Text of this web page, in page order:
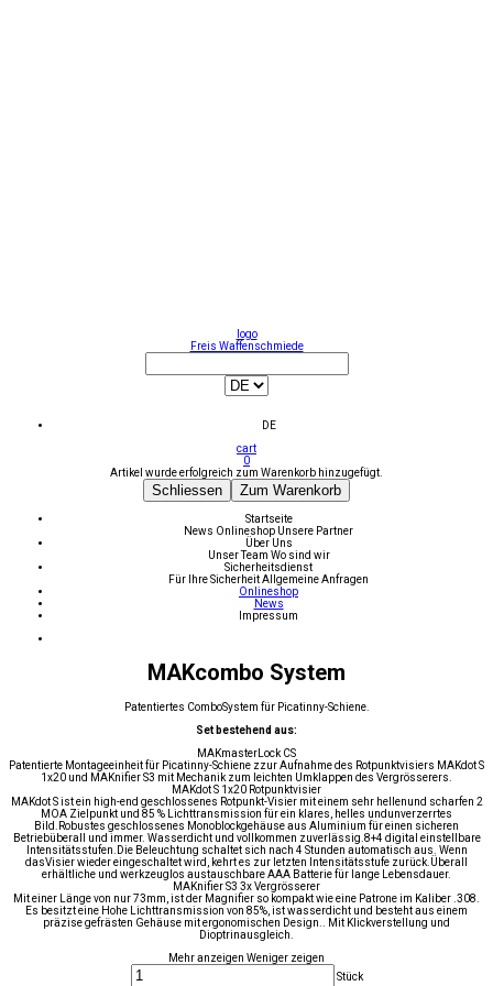
logo
Freis Waffenschmiede
DE
cart
0
Artikel wurde erfolgreich zum Warenkorb hinzugefügt.
Schliessen Zum Warenkorb
Startseite
News Onlineshop Unsere Partner
Über Uns
Unser Team Wo sind wir
Sicherheitsdienst
Für Ihre SicherheitAllgemeine Anfragen
Onlineshop
News
Impressum
MAKcombo System
Patentiertes ComboSystem für Picatinny-Schiene.
Set bestehend aus:
MAKmasterLock CS
Patentierte Montageeinheit für Picatinny-Schiene zzur Aufnahme des Rotpunktvisiers MAKdot S
1x20 und MAKnifier S3 mit Mechanik zum leichten Umklappen des Vergrösserers.
MAKdot S 1x20 Rotpunktvisier
MAKdot S ist ein high-end geschlossenes Rotpunkt-Visier mit einem sehr hellenund scharfen 2
MOA Zielpunkt und 85 % Lichttransmission für ein klares, helles undunverzerrtes
Bild.Robustes geschlossenes Monoblockgehäuse aus Aluminium für einen sicheren
Betriebüberall und immer. Wasserdicht und vollkommen zuverlässig.8+4 digital einstellbare
Intensitätsstufen.Die Beleuchtung schaltet sich nach 4 Stunden automatisch aus. Wenn
dasVisier wieder eingeschaltet wird, kehrt es zur letzten Intensitätsstufe zurück.Überall
erhältliche und werkzeuglos austauschbare AAA Batterie für lange Lebensdauer.
MAKnifier S3 3x Vergrösserer
Mit einer Länge von nur 73mm, ist der Magnifier so kompakt wie eine Patrone im Kaliber .308.
Es besitzt eine Hohe Lichttransmission von 85%, ist wasserdicht und besteht aus einem
präzise gefrästen Gehäuse mit ergonomischen Design.. Mit Klickverstellung und
Dioptrinausgleich.
Mehr anzeigen Weniger zeigen
Stück